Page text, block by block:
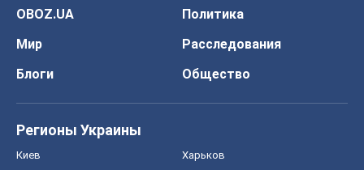
OBOZ.UA
Политика
Мир
Расследования
Блоги
Общество
Регионы Украины
Киев Харьков